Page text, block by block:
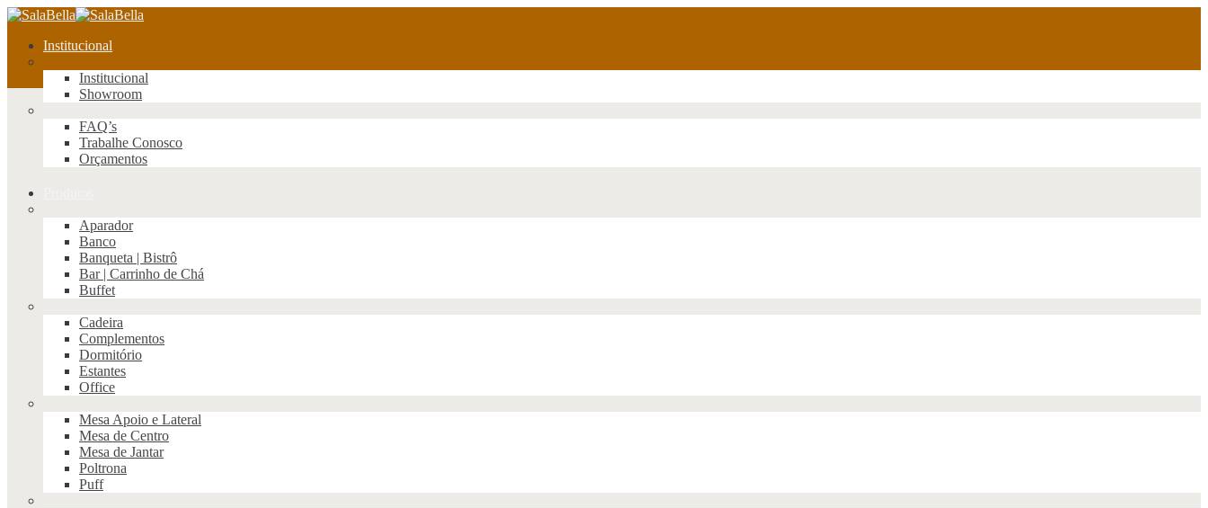
Institucional
Institucional
Showroom
FAQ’s
Trabalhe Conosco
Orçamentos
Aparador
Banco
Banqueta | Bistrô
Bar | Carrinho de Chá
Buffet
Cadeira
Complementos
Dormitório
Estantes
Office
Mesa Apoio e Lateral
Mesa de Centro
Mesa de Jantar
Poltrona
Puff